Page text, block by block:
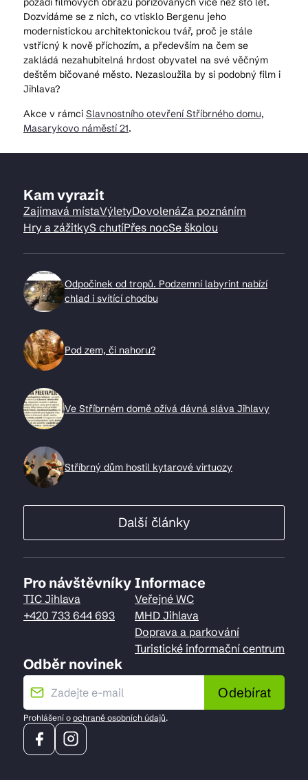
Dozvídáme se z nich, co vtisklo Bergenu jeho
modernistickou architektonickou tvář, proč je stále
vstřícný k nově příchozím, a především na čem se
zakládá nezahubitelná hrdost obyvatel na své věčným
deštěm bičované město. Nezasloužila by si podobný film i
Jihlava?
Akce v rámci Slavnostního otevření Stříbrného domu,
Masarykovo náměstí 21.
Kam vyrazit
Zajímavá místaVýletyDovolenáZa poznáním
Hry a zážitkyS chutíPřes nocSe školou
Odpočinek od tropů. Podzemní labyrint nabízí
chlad i svítící chodbu
Pod zem, či nahoru?
Ve Stříbrném domě ožívá dávná sláva Jihlavy
Stříbrný dům hostil kytarové virtuozy
Další články
Pro návštěvníky
TIC Jihlava
+420 733 644 693
Informace
Veřejné WC
MHD Jihlava
Doprava a parkování
Turistické informační centrum
Odběr novinek
Odebírat
Prohlášení o ochraně osobních údajů.